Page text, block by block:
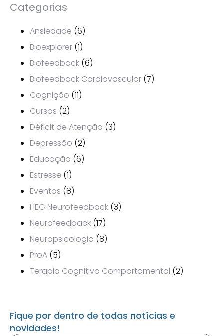
Categorias
Ansiedade (6)
Bioexplorer (1)
Biofeedback (6)
Biofeedback Cardiovascular (7)
Cognição (11)
Cursos (2)
Déficit de Atenção (3)
Depressão (2)
Educação (6)
Estresse (1)
Eventos (8)
HEG Neurofeedback (3)
Neurofeedback (17)
Neuropsicologia (8)
ProA (5)
Terapia Cognitivo Comportamental (2)
Fique por dentro de todas notícias e
novidades!